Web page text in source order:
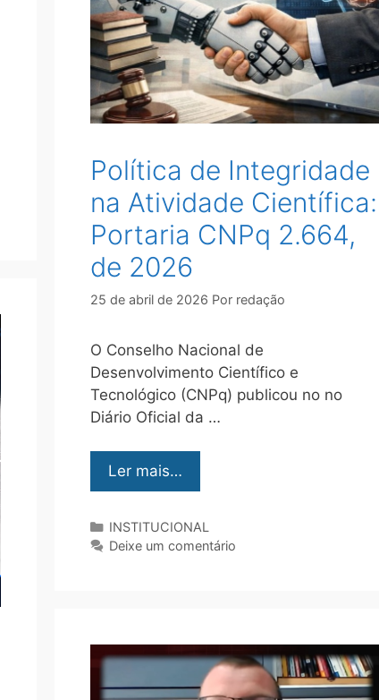
Política de Integridade
na Atividade Científica:
Portaria CNPq 2.664,
de 2026
25 de abril de 2026 Por redação
O Conselho Nacional de
Desenvolvimento Científico e
Tecnológico (CNPq) publicou no no
Diário Oficial da …
Ler mais…
INSTITUCIONAL
Deixe um comentário